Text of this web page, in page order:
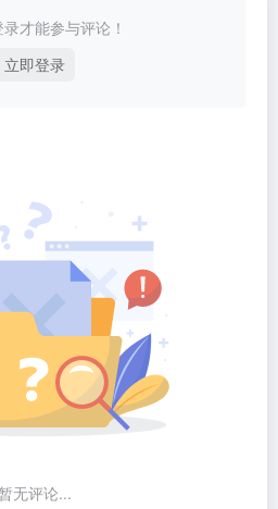
才能参与评论！
立即登录
无评论...